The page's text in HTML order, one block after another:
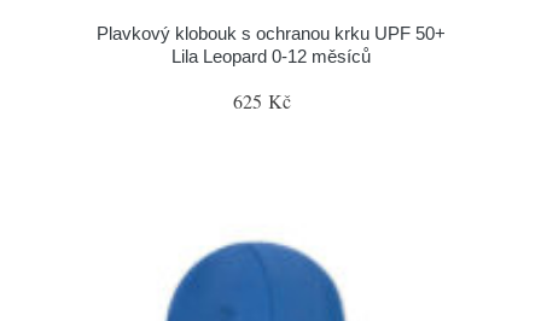
Plavkový klobouk s ochranou krku UPF 50+
Lila Leopard 0-12 měsíců
625 Kč